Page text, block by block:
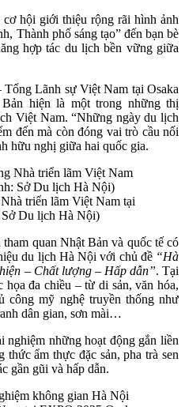
hội giới thiệu rộng rãi hình ảnh
Thành phố sáng tạo” đến bạn bè
hợp tác du lịch bền vững giữa
Lãnh sự Việt Nam tại Osaka
hiện là một trong những thị
Việt Nam. “Những ngày du lịch
đến mà còn đóng vai trò cầu nối
hữu nghị giữa hai quốc gia.
triển lãm Việt Nam tại
Du lịch Hà Nội)
quan Nhật Bản và quốc tế có
du lịch Hà Nội với chủ đề “Hà
– Chất lượng – Hấp dẫn”. Tại
đa chiều – từ di sản, văn hóa,
công mỹ nghệ truyền thống như
dân gian, sơn mài…
nghiệm những hoạt động gắn liền
ẩm thực đặc sản, pha trà sen
gần gũi và hấp dẫn.